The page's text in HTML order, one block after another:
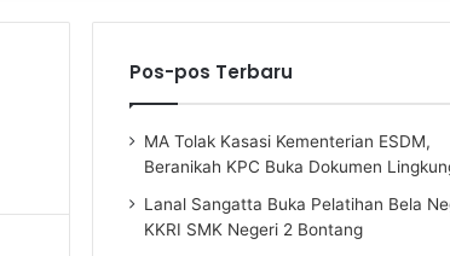
Article
Pos-pos Terbaru
MA Tolak Kasasi Kementerian ESDM,
Beranikah KPC Buka Dokumen
Lanal Sangatta Buka Pelatihan Bela
KKRI SMK Negeri 2 Bontang